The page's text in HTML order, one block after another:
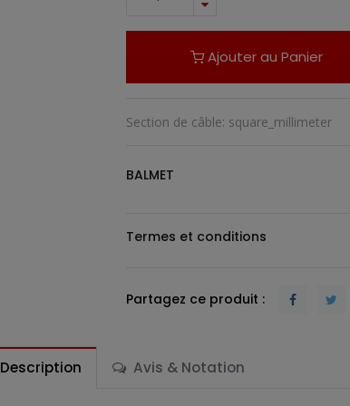
Ajouter au Panier
Section de câble: square_millimeter
BALMET
Termes et conditions
Partagez ce produit :
Description Avis & Notation